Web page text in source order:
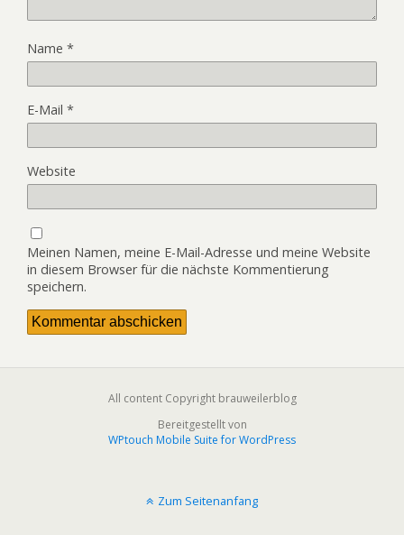
Name *
E-Mail *
Website
Meinen Namen, meine E-Mail-Adresse und meine Website
in diesem Browser für die nächste Kommentierung
speichern.
All content Copyright brauweilerblog
Bereitgestellt von
WPtouch Mobile Suite for WordPress
Zum Seitenanfang